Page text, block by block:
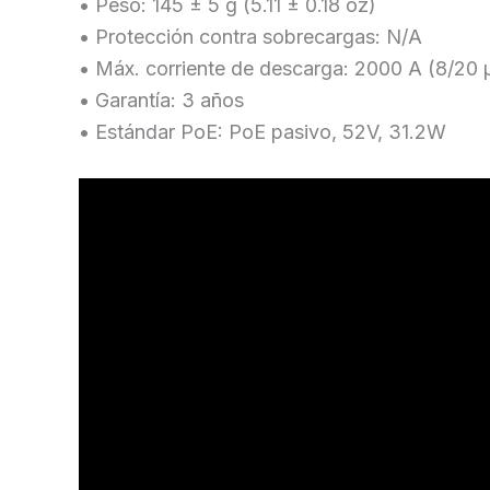
• Protección contra sobrecargas: N/A
• Máx. corriente de descarga: 2000 A (8/20
• Garantía: 3 años
• Estándar PoE: PoE pasivo, 52V, 31.2W